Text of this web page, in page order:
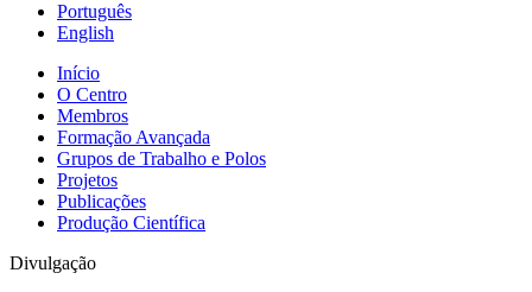
Português
English
Início
O Centro
Membros
Formação Avançada
Grupos de Trabalho e Polos
Projetos
Publicações
Produção Científica
Divulgação